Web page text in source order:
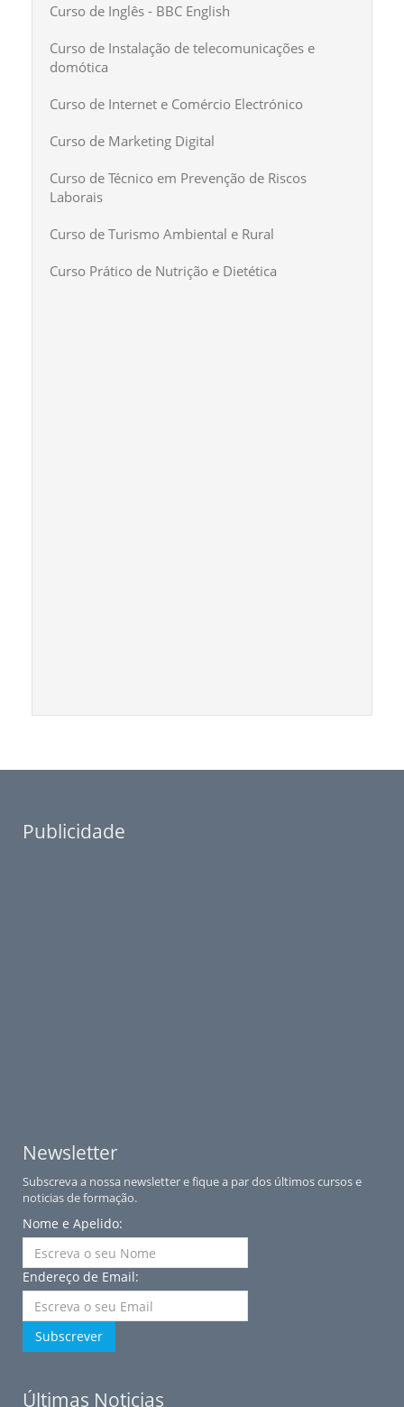
Curso de Inglês - BBC English
Curso de Instalação de telecomunicações e
domótica
Curso de Internet e Comércio Electrónico
Curso de Marketing Digital
Curso de Técnico em Prevenção de Riscos
Laborais
Curso de Turismo Ambiental e Rural
Curso Prático de Nutrição e Dietética
Publicidade
Newsletter
Subscreva a nossa newsletter e fique a par dos últimos cursos e
noticias de formação.
Nome e Apelido:
Endereço de Email:
Subscrever
Últimas Noticias